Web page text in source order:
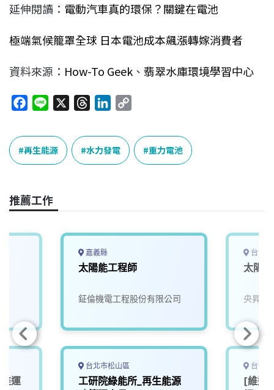
延伸閱讀： 電動汽車真的環保？關鍵在電池
極端氣候籠罩全球 日本電池成本飆漲轉嫁消費者
資料來源： How-To Geek 、 翡翠水庫環境學習中心
c
e
b
o
k
n
e
r
e
a
n
k
e
n
y
k
再生能源 水力發電 重力電池
推薦工作
運
嘉義縣
太陽能工程師
鉦倫機電工程股份有限公司
台北市松山區
工研院綠能所_再生能源
台中
太陽
央昇水
台南
[維運